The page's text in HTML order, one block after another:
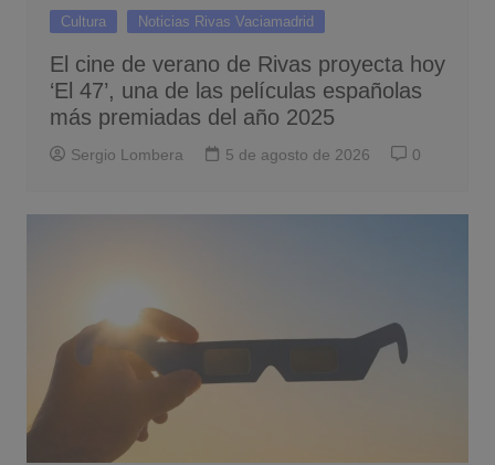
Cultura Noticias Rivas Vaciamadrid
El cine de verano de Rivas proyecta hoy
‘El 47’, una de las películas españolas
más premiadas del año 2025
Sergio Lombera 5 de agosto de 2026 0